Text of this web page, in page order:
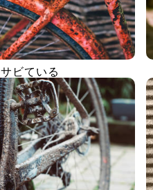
サビている